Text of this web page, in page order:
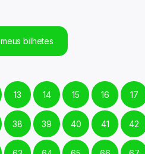
meus bilhetes
13 14 15 16 17
38 39 40 41 42